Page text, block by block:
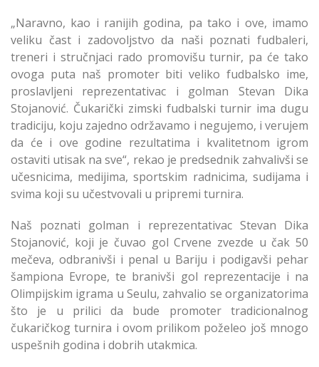
„Naravno, kao i ranijih godina, pa tako i ove, imamo
veliku čast i zadovoljstvo da naši poznati fudbaleri,
treneri i stručnjaci rado promovišu turnir, pa će tako
ovoga puta naš promoter biti veliko fudbalsko ime,
proslavljeni reprezentativac i golman Stevan Dika
Stojanović. Čukarički zimski fudbalski turnir ima dugu
tradiciju, koju zajedno održavamo i negujemo, i verujem
da će i ove godine rezultatima i kvalitetnom igrom
ostaviti utisak na sve“, rekao je predsednik zahvalivši se
učesnicima, medijima, sportskim radnicima, sudijama i
svima koji su učestvovali u pripremi turnira.
Naš poznati golman i reprezentativac Stevan Dika
Stojanović, koji je čuvao gol Crvene zvezde u čak 50
mečeva, odbranivši i penal u Bariju i podigavši pehar
šampiona Evrope, te branivši gol reprezentacije i na
Olimpijskim igrama u Seulu, zahvalio se organizatorima
što je u prilici da bude promoter tradicionalnog
čukaričkog turnira i ovom prilikom poželeo još mnogo
uspešnih godina i dobrih utakmica.